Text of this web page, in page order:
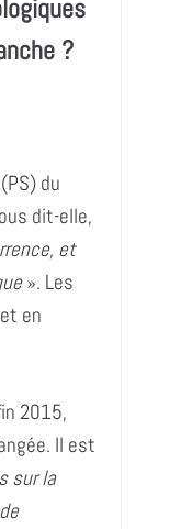
?
du
dit-elle,
et
». Les
en
2015,
Il est
sur la